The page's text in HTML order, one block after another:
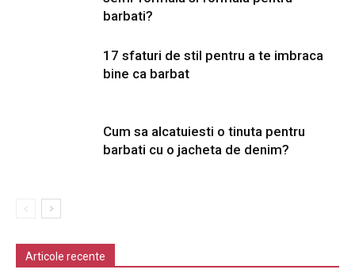
barbati?
17 sfaturi de stil pentru a te imbraca
bine ca barbat
Cum sa alcatuiesti o tinuta pentru
barbati cu o jacheta de denim?
Articole recente